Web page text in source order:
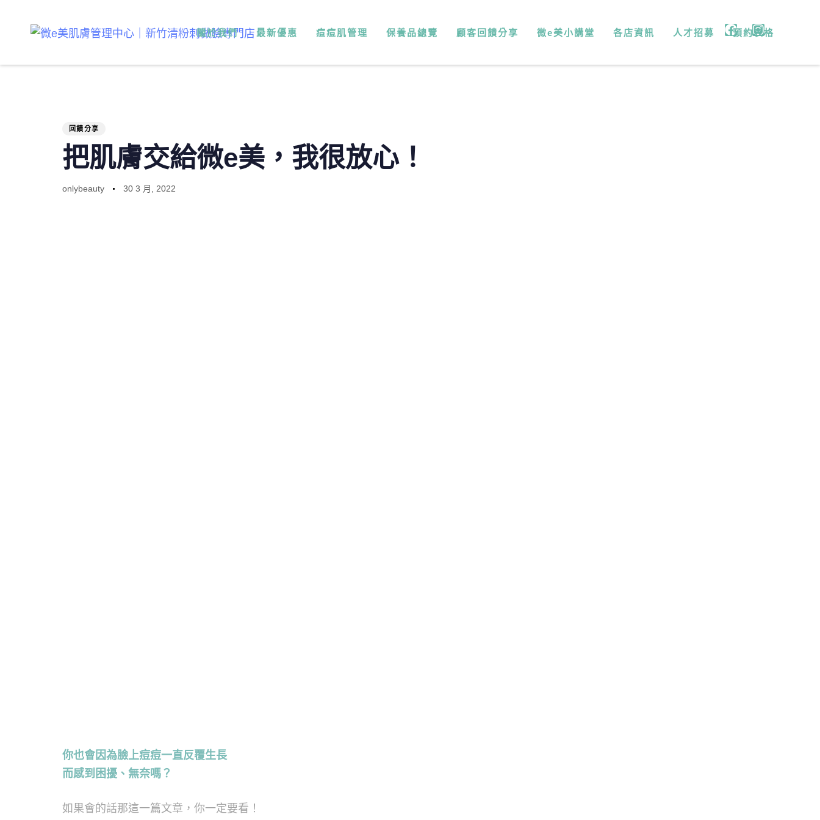
關於我們 最新優惠 痘痘肌管理 保養品總覽 顧客回饋分享 微e美小講堂 各店資訊 人才招募 預約表格
回饋分享
把肌膚交給微e美，我很放心！
onlybeauty 30 3 月, 2022
你也會因為臉上痘痘一直反覆生長
而感到困擾、無奈嗎？
如果會的話那這一篇文章，你一定要看！